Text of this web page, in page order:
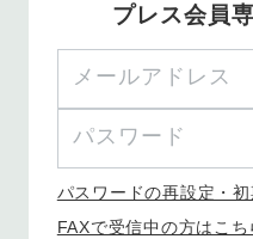
プレス会員
パスワードの再設定・
FAXで受信中の方はこち